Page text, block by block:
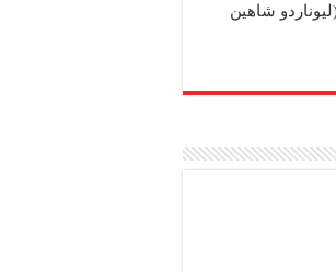
(علي قصاص ٤٦)، ومالك فخرو (ليوناردو شاهين